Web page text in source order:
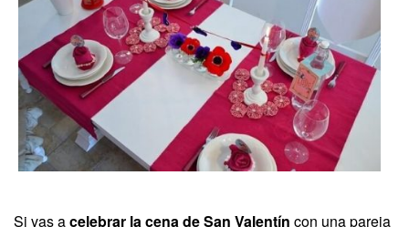
Si vas acelebrar la cena de San Valentín con una pareja